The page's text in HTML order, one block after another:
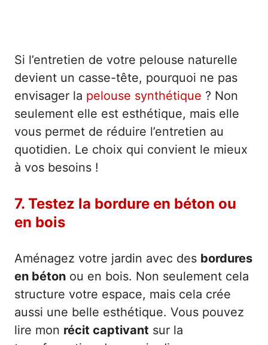
Si l’entretien de votre pelouse naturelle
devient un casse-tête, pourquoi ne pas
envisager la pelouse synthétique ? Non
seulement elle est esthétique, mais elle
vous permet de réduire l’entretien au
quotidien. Le choix qui convient le mieux
à vos besoins !
7. Testez la bordure en béton ou
en bois
Aménagez votre jardin avec des bordures
en béton ou en bois. Non seulement cela
structure votre espace, mais cela crée
aussi une belle esthétique. Vous pouvez
lire mon récit captivant sur la